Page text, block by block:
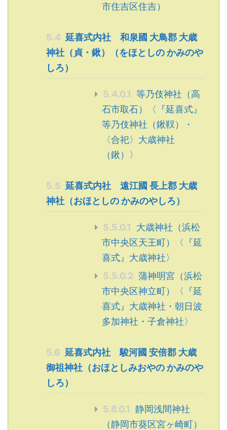
市住吉区住吉）
5.4 延喜式内社 和泉國 大鳥郡 大歳
神社（貞・鍬）（をほとしの かみのや
しろ）
5.4.0.1 等乃伎神社（高
石市取石）〈『延喜式』
等乃伎神社（鍬靫）・
〈合祀〉大歳神社
（鍬）〉
5.5 延喜式内社 遠江國 長上郡 大歳
神社（おほとしの かみのやしろ）
5.5.0.1
大歳神社（浜松
市中央区天王町）〈『延
喜式』大歳神社〉
5.5.0.2 蒲神明宮（浜松
市中央区神立町）〈『延
喜式』大歳神社・朝日波
多加神社・子倉神社〉
5.6 延喜式内社 駿河國 安倍郡 大歳
御祖神社（おほとしみおやの かみのや
しろ）
5.6.0.1 静岡浅間神社
（静岡市葵区宮ヶ崎町）